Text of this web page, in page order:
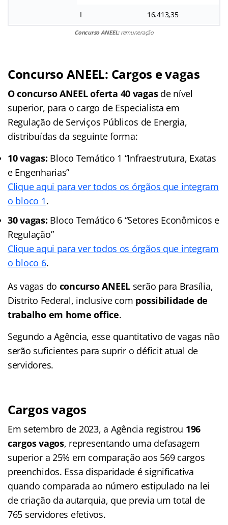
I 16.413,35
Concurso ANEEL:remuneração
Concurso ANEEL: Cargos e vagas
O concurso ANEEL oferta 40 vagas de nível
superior, para o cargo de Especialista em
Regulação de Serviços Públicos de Energia,
distribuídas da seguinte forma:
10 vagas: Bloco Temático 1 “Infraestrutura, Exatas
e Engenharias”
Clique aqui para ver todos os órgãos que integram
o bloco 1.
30 vagas: Bloco Temático 6 “Setores Econômicos e
Regulação”
Clique aqui para ver todos os órgãos que integram
o bloco 6.
As vagas do concurso ANEEL serão para Brasília,
Distrito Federal, inclusive com possibilidade de
trabalho em home office.
Segundo a Agência, esse quantitativo de vagas não
serão suficientes para suprir o déficit atual de
servidores.
Cargos vagos
Em setembro de 2023, a Agência registrou 196
cargos vagos, representando uma defasagem
superior a 25% em comparação aos 569 cargos
preenchidos. Essa disparidade é significativa
quando comparada ao número estipulado na lei
de criação da autarquia, que previa um total de
765 servidores efetivos.